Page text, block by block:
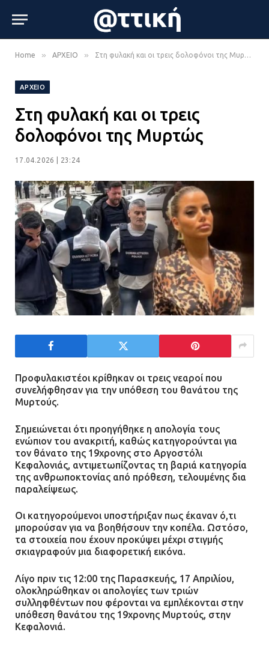
Home » ΑΡΧΕΙΟ » Στη φυλακή και οι τρεις δολοφόνοι της Μυρτώς
ΑΡΧΕΙΟ
Στη φυλακή και οι τρεις
δολοφόνοι της Μυρτώς
17.04.2026 | 23:24
Προφυλακιστέοι κρίθηκαν οι τρεις νεαροί που
συνελήφθησαν για την υπόθεση του θανάτου της
Μυρτούς.
Σημειώνεται ότι προηγήθηκε η απολογία τους
ενώπιον του ανακριτή, καθώς κατηγορούνται για
τον θάνατο της 19χρονης στο Αργοστόλι
Κεφαλονιάς, αντιμετωπίζοντας τη βαριά κατηγορία
της ανθρωποκτονίας από πρόθεση, τελουμένης δια
παραλείψεως.
Οι κατηγορούμενοι υποστήριξαν πως έκαναν ό,τι
μπορούσαν για να βοηθήσουν την κοπέλα. Ωστόσο,
τα στοιχεία που έχουν προκύψει μέχρι στιγμής
σκιαγραφούν μια διαφορετική εικόνα.
Λίγο πριν τις 12:00 της Παρασκευής, 17 Απριλίου,
ολοκληρώθηκαν οι απολογίες των τριών
συλληφθέντων που φέρονται να εμπλέκονται στην
υπόθεση θανάτου της 19χρονης Μυρτούς, στην
Κεφαλονιά.